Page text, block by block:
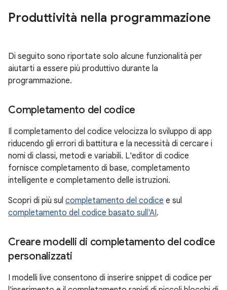
Produttività nella programmazione
Di seguito sono riportate solo alcune funzionalità per
aiutarti a essere più produttivo durante la
programmazione.
Completamento del codice
Il completamento del codice velocizza lo sviluppo di app
riducendo gli errori di battitura e la necessità di cercare i
nomi di classi, metodi e variabili. L'editor di codice
fornisce completamento di base, completamento
intelligente e completamento delle istruzioni.
Scopri di più sul completamento del codice e sul
completamento del codice basato sull'AI.
Creare modelli di completamento del codice
personalizzati
I modelli live consentono di inserire snippet di codice per